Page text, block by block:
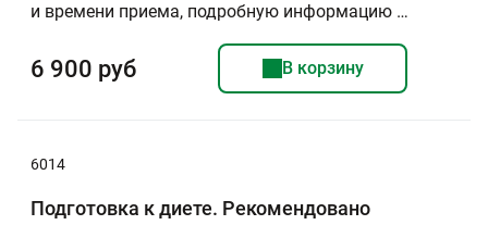
и времени приема, подробную информацию …
6 900 руб В корзину
6014
Подготовка к диете. Рекомендовано